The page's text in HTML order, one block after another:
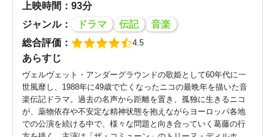
上映時間：93分
ジャンル：
ドラマ 伝記
音楽
総合評価：
4.5
あらすじ
ヴェルヴェット・アンダーグラウンドの歌姫として60年代に一
世風靡し、1988年に49歳で亡くなったニコの最晩年を描いた音
楽伝記ドラマ。過去の名声から距離を置き、孤独に生きるニコ
が、薬物依存や不安定な精神状態を抱えながらヨーロッパ各地
での公演を続ける中で、様々な問題と向き合っていく葛藤の行